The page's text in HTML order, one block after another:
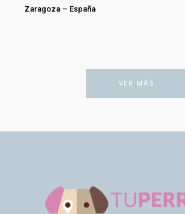
Zaragoza – España
VER MÁS